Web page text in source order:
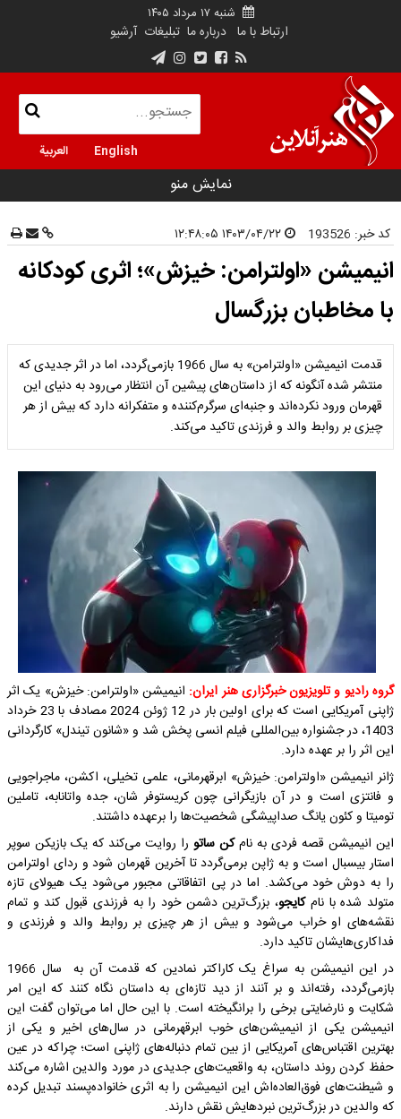
شنبه ۱۷ مرداد ۱۴۰۵
ارتباط با ما درباره ما تبلیغات آرشیو
English العربية
نمایش منو
کد خبر: 193526
انیمیشن «اولترامن: خیزش»؛ اثری کودکانه
با مخاطبان بزرگسال
قدمت انیمیشن «اولترامن» به سال 1966 بازمی‌گردد، اما در اثر جدیدی که
منتشر شده آنگونه که از داستان‌های پیشین آن انتظار می‌رود به دنیای این
قهرمان ورود نکرده‌اند و جنبه‌ای سرگرم‌کننده و متفکرانه دارد که بیش از هر
چیزی بر روابط والد و فرزندی تاکید می‌کند.
گروه رادیو و تلویزیون خبرگزاری هنر ایران: انیمیشن «اولترامن: خیزش» یک اثر
ژاپنی آمریکایی است که برای اولین بار در 12 ژوئن 2024 مصادف با 23 خرداد
1403، در جشنواره بین‌المللی فیلم انسی پخش شد و «شانون تیندل» کارگردانی
این اثر را بر عهده دارد.
ژانر انیمیشن «اولترامن: خیزش» ابرقهرمانی، علمی تخیلی، اکشن، ماجراجویی
و فانتزی است و در آن بازیگرانی چون کریستوفر شان، جده واتانابه، تاملین
تومیتا و کئون یانگ صداپیشگی شخصیت‌ها را برعهده داشتند.
این انیمیشن قصه فردی به نامکن ساتو را روایت می‌کند که یک بازیکن سوپر
استار بیسبال است و به ژاپن برمی‌گردد تا آخرین قهرمان شود و ردای اولترامن
را به دوش خود می‌کشد. اما در پی اتفاقاتی مجبور می‌شود یک هیولای تازه
متولد شده با نامکایجو، بزرگ‌ترین دشمن خود را به فرزندی قبول کند و تمام
نقشه‌های او خراب می‌شود و بیش از هر چیزی بر روابط والد و فرزندی و
فداکاری‌هایشان تاکید دارد.
در این انیمیشن به سراغ یک کاراکتر نمادین که قدمت آن به سال 1966
بازمی‌گردد، رفته‌اند و بر آنند از دید تازه‌ای به داستان نگاه کنند که این امر
شکایت و نارضایتی برخی را برانگیخته است. با این حال اما می‌توان گفت این
انیمیشن یکی از انیمیشن‌های خوب ابرقهرمانی در سال‌های اخیر و یکی از
بهترین اقتباس‌های آمریکایی از بین تمام دنباله‌های ژاپنی است؛ چراکه در عین
حفظ کردن روند داستان، به واقعیت‌های جدیدی در مورد والدین اشاره می‌کند
و شیطنت‌های فوق‌العاده‌اش این انیمیشن را به اثری خانواده‌پسند تبدیل کرده
که والدین در بزرگ‌ترین نبردهایش نقش دارند.